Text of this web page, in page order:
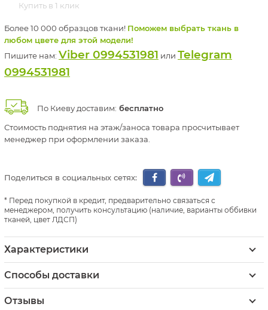
Купить в 1 клик
Более 10 000 образцов ткани! Поможем выбрать ткань в
любом цвете для этой модели!
Пишите нам: Viber 0994531981 или Telegram
0994531981
По Киеву доставим: бесплатно
Стоимость поднятия на этаж/заноса товара просчитывает
менеджер при оформлении заказа.
Поделиться в социальных сетях:
Перед покупкой в кредит, предварительно связаться с
менеджером, получить консультацию (наличие, варианты оббивки
тканей, цвет ЛДСП)
Характеристики
Способы доставки
Отзывы